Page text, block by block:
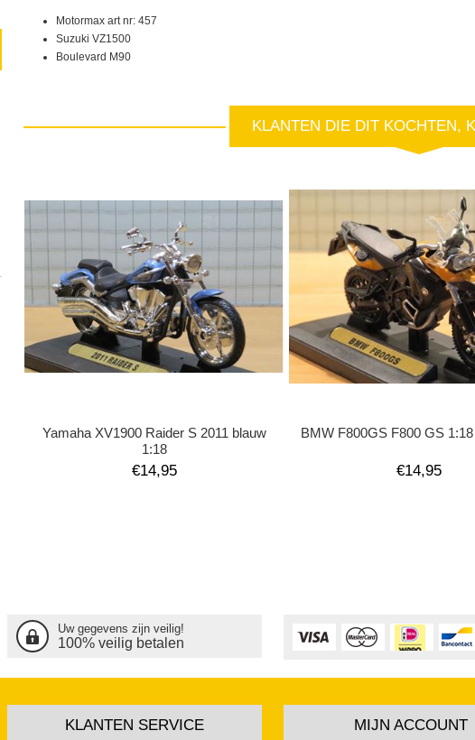
Motormax art nr: 457
Suzuki VZ1500
Boulevard M90
KLANTEN DIE DIT KOCHTEN,
Yamaha XV1900 Raider S 2011 blauw
1:18
€14,95
BMW F800GS F800 GS
€14,95
Uw gegevens zijn veilig!
100% veilig betalen
KLANTEN SERVICE MIJN ACCOUNT